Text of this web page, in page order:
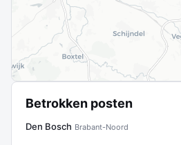
Betrokken posten
Den Bosch Brabant-Noord